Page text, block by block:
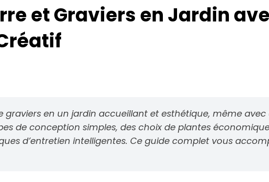
et Graviers en Jardin
graviers en un jardin accueillant et esthétique, même
de conception simples, des choix de plantes
d’entretien intelligentes. Ce guide complet vous